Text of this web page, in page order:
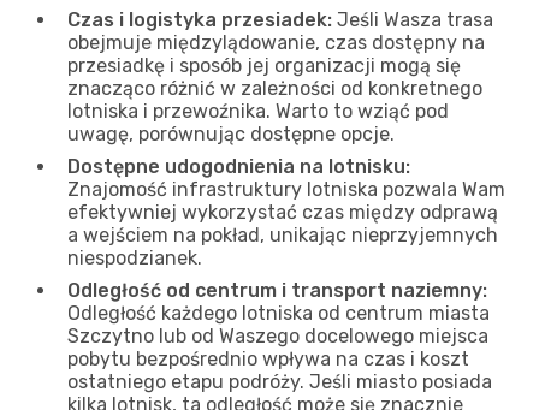
Czas i logistyka przesiadek: Jeśli Wasza trasa
obejmuje międzylądowanie, czas dostępny na
przesiadkę i sposób jej organizacji mogą się
znacząco różnić w zależności od konkretnego
lotniska i przewoźnika. Warto to wziąć pod
uwagę, porównując dostępne opcje.
Dostępne udogodnienia na lotnisku:
Znajomość infrastruktury lotniska pozwala Wam
efektywniej wykorzystać czas między odprawą
a wejściem na pokład, unikając nieprzyjemnych
niespodzianek.
Odległość od centrum i transport naziemny:
Odległość każdego lotniska od centrum miasta
Szczytno lub od Waszego docelowego miejsca
pobytu bezpośrednio wpływa na czas i koszt
ostatniego etapu podróży. Jeśli miasto posiada
kilka lotnisk, ta odległość może się znacznie